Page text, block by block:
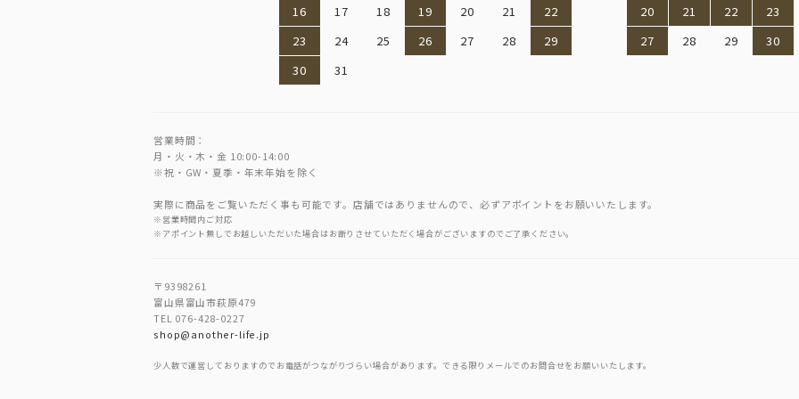
16
17 18 19 20 21
22
23
24 25 26 27 28
29
30
31
20
21 22 23
27
28 29 30
営業時間：
月・火・木・金 10:00-14:00
※祝・GW・夏季・年末年始を除く
実際に商品をご覧いただく事も可能です。店舗ではありませんので、必ずアポイントをお願いいたします。
※営業時間内ご対応
※アポイント無しでお越しいただいた場合はお断りさせていただく場合がございますのでご了承ください。
〒9398261
富山県富山市萩原479
TEL 076-428-0227
shop@another-life.jp
少人数で運営しておりますのでお電話がつながりづらい場合があります。できる限りメールでのお問合せをお願いいたします。